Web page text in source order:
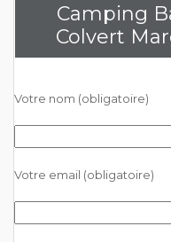
Camping
Colvert
Votre nom (obligatoire)
Votre email (obligatoire)